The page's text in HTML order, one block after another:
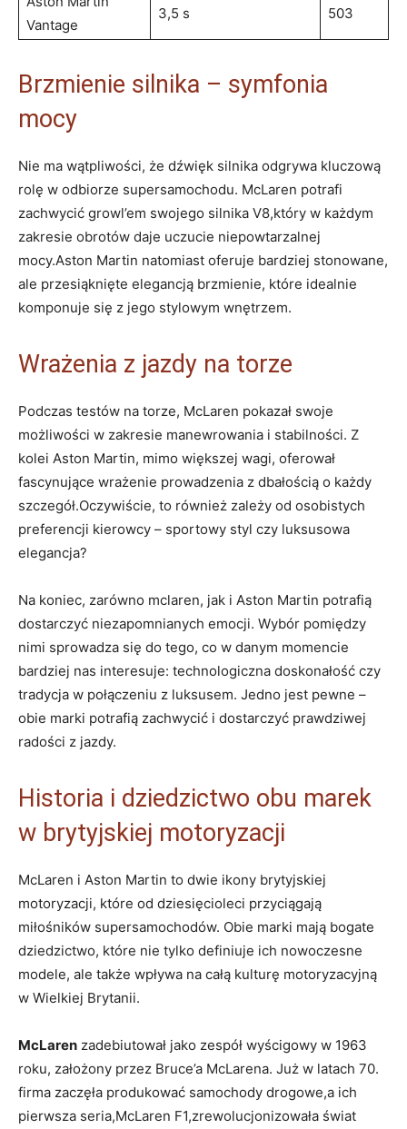
Vantage
3,5 s 503
Brzmienie silnika – symfonia
mocy
Nie ma wątpliwości, że dźwięk silnika odgrywa kluczową
rolę w odbiorze supersamochodu. McLaren potrafi
zachwycić growl’em swojego silnika V8,który w każdym
zakresie obrotów daje uczucie niepowtarzalnej
mocy.Aston Martin natomiast oferuje bardziej stonowane,
ale przesiąknięte elegancją brzmienie, które idealnie
komponuje się z jego stylowym wnętrzem.
Wrażenia z jazdy na torze
Podczas testów na torze, McLaren pokazał swoje
możliwości w zakresie manewrowania i stabilności. Z
kolei Aston Martin, mimo większej wagi, oferował
fascynujące wrażenie prowadzenia z dbałością o każdy
szczegół.Oczywiście, to również zależy od osobistych
preferencji kierowcy – sportowy styl czy luksusowa
elegancja?
Na koniec, zarówno mclaren, jak i Aston Martin potrafią
dostarczyć niezapomnianych emocji. Wybór pomiędzy
nimi sprowadza się do tego, co w danym momencie
bardziej nas interesuje: technologiczna doskonałość czy
tradycja w połączeniu z luksusem. Jedno jest pewne –
obie marki potrafią zachwycić i dostarczyć prawdziwej
radości z jazdy.
Historia i dziedzictwo obu marek
w brytyjskiej motoryzacji
McLaren i Aston Martin to dwie ikony brytyjskiej
motoryzacji, które od dziesięcioleci przyciągają
miłośników supersamochodów. Obie marki mają bogate
dziedzictwo, które nie tylko definiuje ich nowoczesne
modele, ale także wpływa na całą kulturę motoryzacyjną
w Wielkiej Brytanii.
McLaren zadebiutował jako zespół wyścigowy w 1963
roku, założony przez Bruce’a McLarena. Już w latach 70.
firma zaczęła produkować samochody drogowe,a ich
pierwsza seria,McLaren F1,zrewolucjonizowała świat